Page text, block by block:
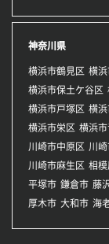
神奈川県
横浜市鶴見区 横浜
横浜市保土ケ谷区
横浜市戸塚区 横浜
横浜市栄区 横浜市
川崎市中原区 川
川崎市麻生区 相模
平塚市 鎌倉市 藤
厚木市 大和市 海